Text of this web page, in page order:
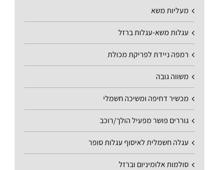
מעליות משא
עגלות משא-עגלות ברזל
רמפה ניידת לפריקת מכולת
משווה גובה
מכשיר דחיפה ומשיכה חשמלי
גוררים פושר מפעיל הולך/רוכב
עגלה חשמלית לאיסוף עגלות סופר
סולמות אלומיניום וברזל